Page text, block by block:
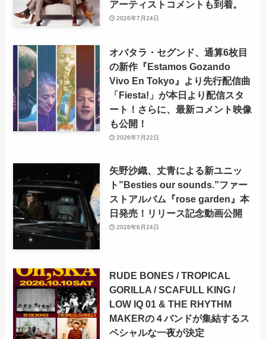
アーティストコメントも到着。
2026年7月24日
オバタラ・セグンド、通算6枚目
の新作『Estamos Gozando
Vivo En Tokyo』より先行配信曲
「Fiesta!」が本日より配信スタ
ート！さらに、最新コメント映像
も公開！
2026年7月22日
矢野沙織、丈青による新ユニッ
ト”Besties our sounds.”ファー
ストアルバム『rose garden』本
日発売！リリース記念動画公開
2026年6月24日
RUDE BONES / TROPICAL
GORILLA / SCAFULL KING /
LOW IQ 01 & THE RHYTHM
MAKERの４バンドが集結するス
ペシャルな一夜が決定